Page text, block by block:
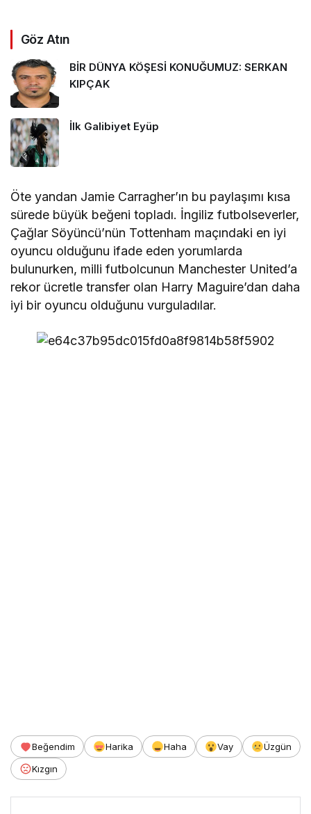
Göz Atın
BİR DÜNYA KÖŞESİ KONUĞUMUZ: SERKAN
KIPÇAK
İlk Galibiyet Eyüp
Öte yandan Jamie Carragher’ın bu paylaşımı kısa
sürede büyük beğeni topladı. İngiliz futbolseverler,
Çağlar Söyüncü’nün Tottenham maçındaki en iyi
oyuncu olduğunu ifade eden yorumlarda
bulunurken, milli futbolcunun Manchester United’a
rekor ücretle transfer olan Harry Maguire’dan daha
iyi bir oyuncu olduğunu vurguladılar.
Beğendim Harika Haha Vay
Üzgün
Kızgın